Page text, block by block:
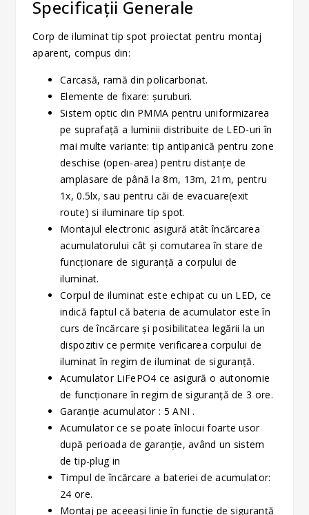
Specificații Generale
Corp de iluminat tip spot proiectat pentru montaj
aparent, compus din:
Carcasă, ramă din policarbonat.
Elemente de fixare: șuruburi.
Sistem optic din PMMA pentru uniformizarea
pe suprafață a luminii distribuite de LED-uri în
mai multe variante: tip antipanică pentru zone
deschise (open-area) pentru distanțe de
amplasare de până la 8m, 13m, 21m, pentru
1x, 0.5lx, sau pentru căi de evacuare(exit
route) si iluminare tip spot.
Montajul electronic asigură atât încărcarea
acumulatorului cât şi comutarea în stare de
funcţionare de siguranţă a corpului de
iluminat.
Corpul de iluminat este echipat cu un LED, ce
indică faptul că bateria de acumulator este în
curs de încărcare şi posibilitatea legării la un
dispozitiv ce permite verificarea corpului de
iluminat în regim de iluminat de siguranță.
Acumulator LiFePO4 ce asigură o autonomie
de funcţionare în regim de siguranță de 3 ore.
Garanție acumulator : 5 ANI .
Acumulator ce se poate înlocui foarte usor
după perioada de garanție, având un sistem
de tip-plug in
Timpul de încărcare a bateriei de acumulator:
24 ore.
Montaj pe aceeași linie în funcție de siguranță